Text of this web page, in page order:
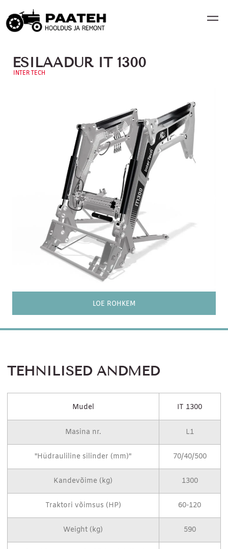
ESILAADUR IT 1300
INTER TECH
LOE ROHKEM
TEHNILISED ANDMED
Mudel IT 1300
Masina nr. L1
"Hüdrauliline silinder (mm)" 70/40/500
Kandevõime (kg) 1300
Traktori võimsus (HP) 60-120
Weight (kg) 590